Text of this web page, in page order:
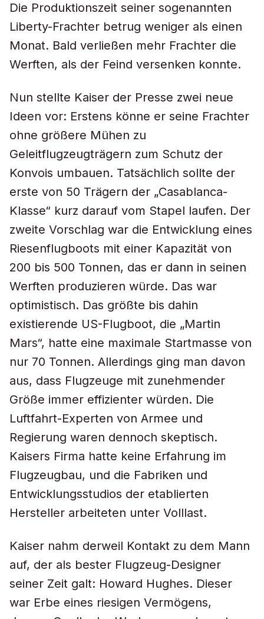
Die Produktionszeit seiner sogenannten
Liberty-Frachter betrug weniger als einen
Monat. Bald verließen mehr Frachter die
Werften, als der Feind versenken konnte.
Nun stellte Kaiser der Presse zwei neue
Ideen vor: Erstens könne er seine Frachter
ohne größere Mühen zu
Geleitflugzeugträgern zum Schutz der
Konvois umbauen. Tatsächlich sollte der
erste von 50 Trägern der „Casablanca-
Klasse“ kurz darauf vom Stapel laufen. Der
zweite Vorschlag war die Entwicklung eines
Riesenflugboots mit einer Kapazität von
200 bis 500 Tonnen, das er dann in seinen
Werften produzieren würde. Das war
optimistisch. Das größte bis dahin
existierende US-Flugboot, die „Martin
Mars“, hatte eine maximale Startmasse von
nur 70 Tonnen. Allerdings ging man davon
aus, dass Flugzeuge mit zunehmender
Größe immer effizienter würden. Die
Luftfahrt-Experten von Armee und
Regierung waren dennoch skeptisch.
Kaisers Firma hatte keine Erfahrung im
Flugzeugbau, und die Fabriken und
Entwicklungsstudios der etablierten
Hersteller arbeiteten unter Volllast.
Kaiser nahm derweil Kontakt zu dem Mann
auf, der als bester Flugzeug-Designer
seiner Zeit galt: Howard Hughes. Dieser
war Erbe eines riesigen Vermögens,